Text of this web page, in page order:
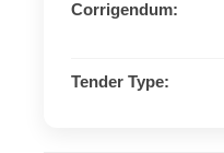
Corrigendum:
Tender Type: